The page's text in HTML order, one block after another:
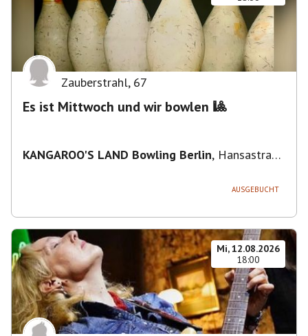
Zauberstrahl, 67
Es ist Mittwoch und wir bowlen 🎱
KANGAROO'S LAND Bowling Berlin, Hansastraße
AUSGEBUCHT
Mi, 12.08.2026
18:00